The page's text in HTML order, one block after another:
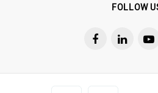
FOLLOW